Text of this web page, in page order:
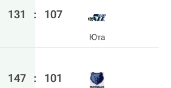
131 : 107
Юта
147 : 101